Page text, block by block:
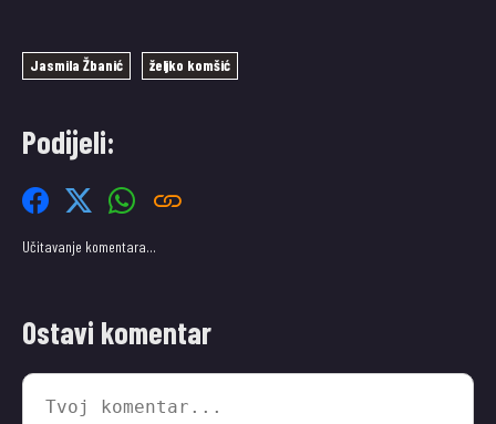
Jasmila Žbanić željko komšić
Podijeli:
Učitavanje komentara…
Ostavi komentar